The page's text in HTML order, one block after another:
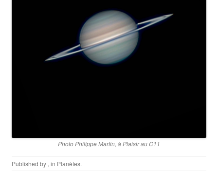
Photo Philippe Martin, à Plaisir au C11
Published by , in Planètes.